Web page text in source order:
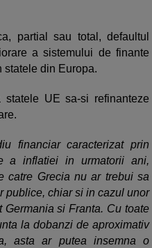
partial sau total, defaultul
a sistemului de finante
statele din Europa.
statele UE sa-si refinanteze
financiar caracterizat prin
a inflatiei in urmatorii ani,
catre Grecia nu ar trebui sa
publice, chiar si in cazul unor
Germania si Franta. Cu toate
la dobanzi de aproximativ
asta ar putea insemna o